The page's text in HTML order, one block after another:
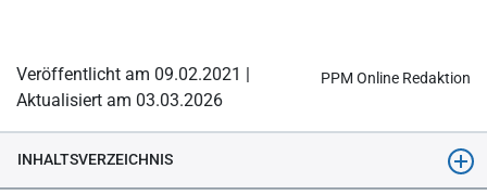
Veröffentlicht am 09.02.2021 |
Aktualisiert am 03.03.2026
PPM Online Redaktion
INHALTSVERZEICHNIS